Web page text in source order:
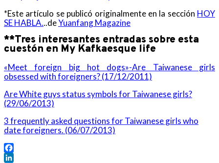
*Este artículo se publicó originalmente en la sección HOY
SE HABLA...deYuanfang Magazine
**Tres interesantes entradas sobre esta
cuestón en My Kafkaesque life
«Meet foreign big hot dogs»-Are Taiwanese girls
obsessed with foreigners? (17/12/2011)
Are White guys status symbols for Taiwanese girls?
(29/06/2013)
3 frequently asked questions for Taiwanese girls who
date foreigners. (06/07/2013)
Facebook